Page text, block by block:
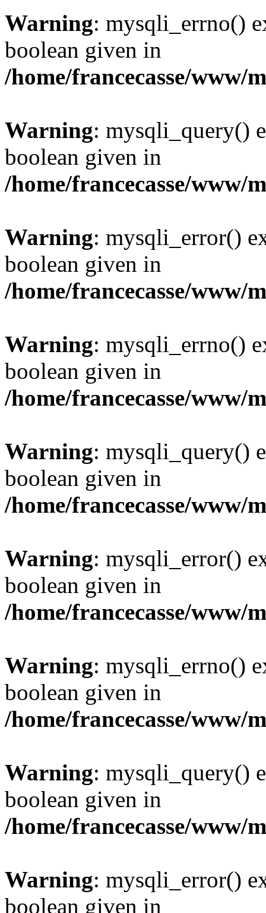
Warning: mysqli_errno()
boolean given in
/home/francecasse/www/
Warning: mysqli_query()
boolean given in
/home/francecasse/www/
Warning: mysqli_error()
boolean given in
/home/francecasse/www/
Warning: mysqli_errno()
boolean given in
/home/francecasse/www/
Warning: mysqli_query()
boolean given in
/home/francecasse/www/
Warning: mysqli_error()
boolean given in
/home/francecasse/www/
Warning: mysqli_errno()
boolean given in
/home/francecasse/www/
Warning: mysqli_query()
boolean given in
/home/francecasse/www/
Warning: mysqli_error()
boolean given in